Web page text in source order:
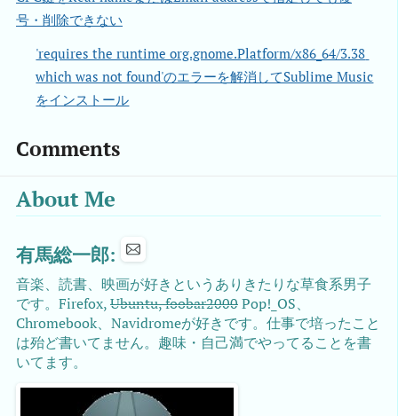
号・削除できない
'requires the runtime org.gnome.Platform/x86_64/3.38
which was not found'のエラーを解消してSublime Music
をインストール
Comments
About Me
有馬総一郎:
音楽、読書、映画が好きというありきたりな草食系男子
です。Firefox,Ubuntu, foobar2000Pop!_OS、
Chromebook、Navidromeが好きです。仕事で培ったこと
は殆ど書いてません。趣味・自己満でやってることを書
いてます。